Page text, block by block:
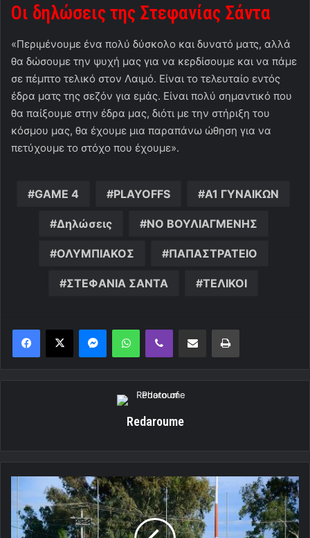
Οι δηλώσεις της Στεφανίας Σάντα
«Περιμένουμε ένα πολύ δύσκολο και δυνατό ματς, αλλά
θα δώσουμε την ψυχή μας για να κερδίσουμε και να πάμε
σε πέμπτο τελικό στον Λαιμό. Είναι το τελευταίο εντός
έδρα ματς της σεζόν για εμάς. Είναι πολύ σημαντικό που
θα παίξουμε στην έδρα μας, διότι με την στήριξη του
κόσμου μας, θα έχουμε μια παραπάνω ώθηση για να
πετύχουμε το στόχο που έχουμε».
GAME 4 PLAYOFFS Α1 ΓΥΝΑΙΚΩΝ
Δηλώσεις ΝΟ ΒΟΥΛΙΑΓΜΕΝΗΣ
ΟΛΥΜΠΙΑΚΟΣ ΠΑΠΑΣΤΡΑΤΕΙΟ
ΣΤΕΦΑΝΙΑ ΣΑΝΤΑ ΤΕΛΙΚΟΙ
MessengerWhatsAppViber Κοινοποίηση μέσω ηλεκτρονικού ταχυδρομείουΕκτύπωση
Redaroume
Ολυμπιακός:
Απόλυτη
επιτυχία
στα